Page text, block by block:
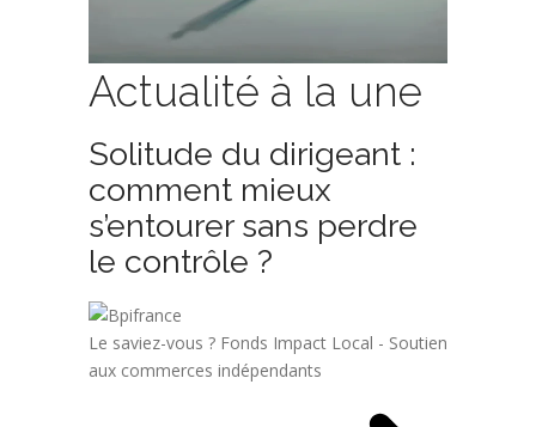
Actualité à la une
Solitude du dirigeant :
comment mieux
s’entourer sans perdre
le contrôle ?
Le saviez-vous ? Fonds Impact Local - Soutien
aux commerces indépendants